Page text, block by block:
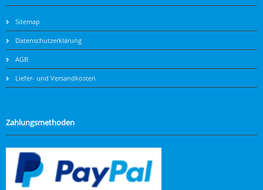
Sitemap
Datenschutzerklärung
AGB
Liefer- und Versandkosten
Zahlungsmethoden